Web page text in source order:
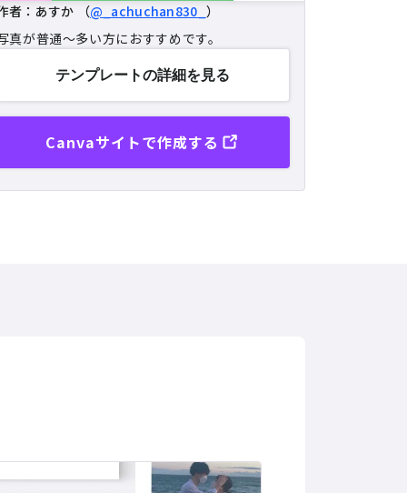
者：あすか （@_achuchan830_ ）
真が普通～多い方におすすめです。
テンプレートの詳細を見る
Canvaサイトで作成する